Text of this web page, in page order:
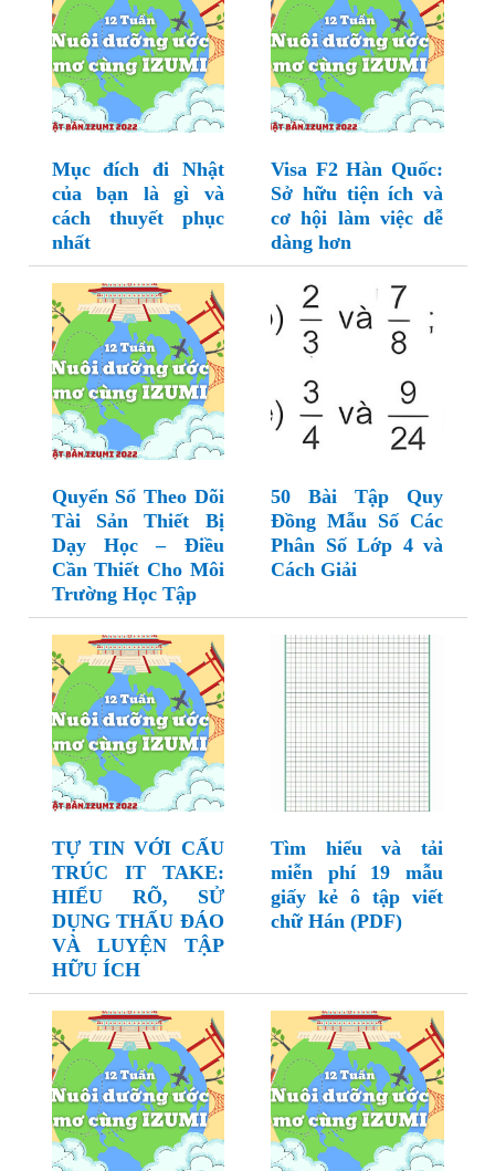
Mục đích đi Nhật
của bạn là gì và
cách thuyết phục
nhất
Visa F2 Hàn Quốc:
Sở hữu tiện ích và
cơ hội làm việc dễ
dàng hơn
Quyển Sổ Theo Dõi
Tài Sản Thiết Bị
Dạy Học – Điều
Cần Thiết Cho Môi
Trường Học Tập
50 Bài Tập Quy
Đồng Mẫu Số Các
Phân Số Lớp 4 và
Cách Giải
TỰ TIN VỚI CẤU
TRÚC IT TAKE:
HIỂU RÕ, SỬ
DỤNG THẤU ĐÁO
VÀ LUYỆN TẬP
HỮU ÍCH
Tìm hiểu và tải
miễn phí 19 mẫu
giấy kẻ ô tập viết
chữ Hán (PDF)